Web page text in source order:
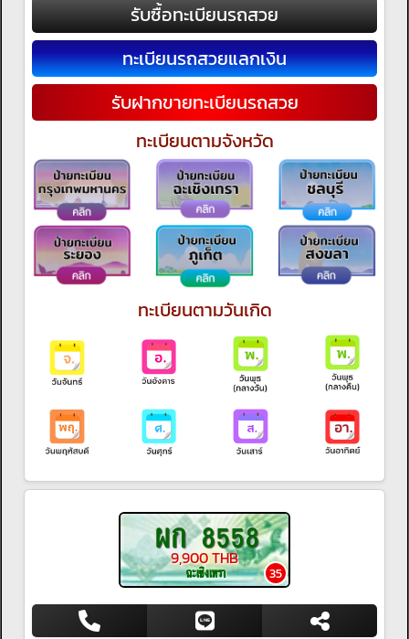
รับซื้อทะเบียนรถสวย
ทะเบียนรถสวยแลกเงิน
รับฝากขายทะเบียนรถสวย
ทะเบียนตามจังหวัด
ทะเบียนตามวันเกิด
ผก 8558
35
9,900 THB
ฉะเชิงเทรา